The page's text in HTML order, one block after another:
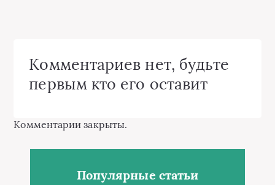
Комментариев нет, будьте
первым кто его оставит
Комментарии закрыты.
Популярные статьи